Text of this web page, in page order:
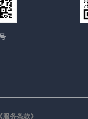
《服务条款》